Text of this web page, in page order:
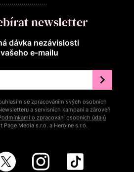
newsletter
dávka nezávislosti
e‑mailu
se zpracováním svých osobních
a servisních kampaní a zároveň
o zpracování osobních údajů
Page Media s.r.o. a Heroine s.r.o.